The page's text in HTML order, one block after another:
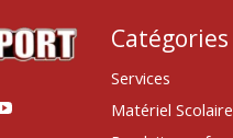
Catégories
Services
Matériel Scolaire